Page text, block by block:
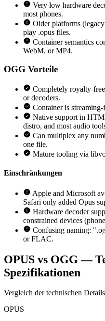
Very low hardware
most phones.
Older platforms
play .opus files.
Container semantics
WebM, or MP4.
OGG Vorteile
Completely royalty-
or decoders.
Container is
Native support in
distro, and most audio
Can multiplex any
one file.
Mature tooling via
Einschränkungen
Apple and Microsoft
Safari only added Opus
Hardware decoder
constrained devices
Confusing naming:
or FLAC.
OPUS vs OGG —
Spezifikationen
Vergleich der technischen
OPUS